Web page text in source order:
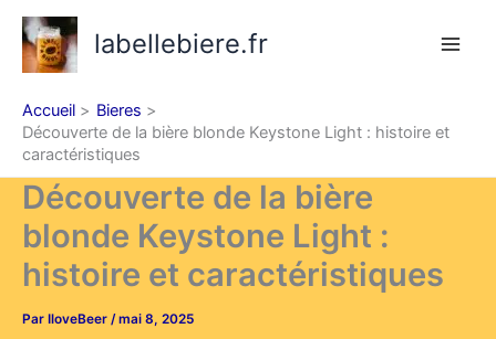
Aller
contenu
labellebiere.fr
Accueil
Bieres
Découverte de la bière blonde Keystone Light : histoire et
caractéristiques
Découverte de la bière
blonde Keystone Light :
histoire et caractéristiques
Par IloveBeer /mai 8, 2025